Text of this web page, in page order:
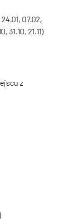
24.01, 07.02,
31.10, 21.11)
z